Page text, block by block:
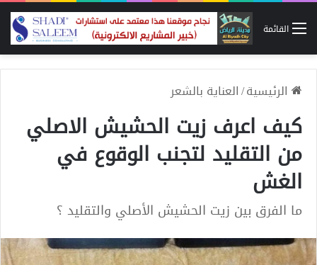
القائمة
الرئيسية/العناية بالشعر
كيف اعرف زيت الحشيش الاصلي
من التقليد لتجنب الوقوع في
الغش
ما الفرق بين زيت الحشيش الأصلي والتقليد ؟